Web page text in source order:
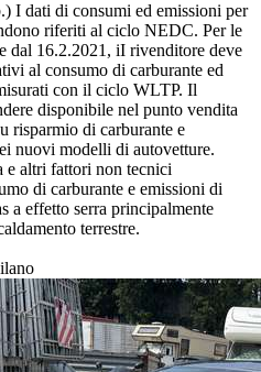
I dati di consumi ed emissioni per
riferiti al ciclo NEDC. Per le
dal 16.2.2021, iI rivenditore deve
al consumo di carburante ed
con il ciclo WLTP. Il
disponibile nel punto vendita
risparmio di carburante e
nuovi modelli di autovetture.
e altri fattori non tecnici
di carburante e emissioni di
a effetto serra principalmente
terrestre.